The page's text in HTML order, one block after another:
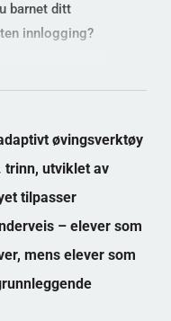
øvingsverktøy
trinn, utviklet av
tilpasser
– elever som
mens elever som
barnet ditt
innlogging?